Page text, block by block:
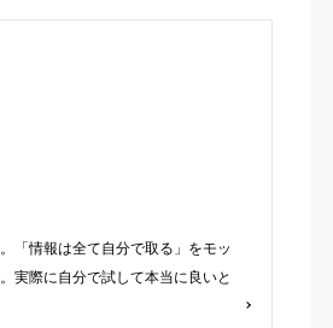
「情報は全て自分で取る」をモッ
実際に自分で試して本当に良いと